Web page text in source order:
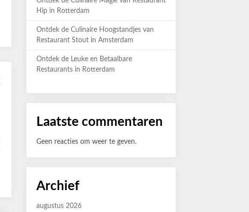
Hip in Rotterdam
Ontdek de Culinaire Hoogstandjes van
Restaurant Stout in Amsterdam
Ontdek de Leuke en Betaalbare
Restaurants in Rotterdam
Laatste commentaren
Geen reacties om weer te geven.
Archief
augustus 2026